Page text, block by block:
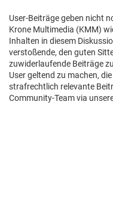
User-Beiträge geben nicht
Krone Multimedia (KMM)
Inhalten in diesem
verstoßende, den guten
zuwiderlaufende Beiträge
User geltend zu machen,
strafrechtlich relevante
Community-Team via